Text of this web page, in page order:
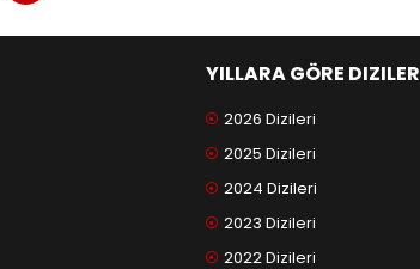
YILLARA GÖRE DIZILER
2026 Dizileri
2025 Dizileri
2024 Dizileri
2023 Dizileri
2022 Dizileri